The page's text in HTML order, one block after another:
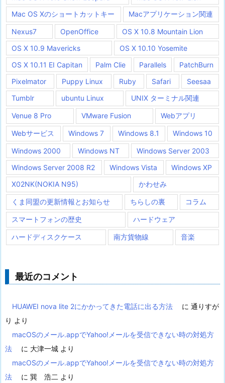
Mac OS Xのショートカットキー
Macアプリケーション関連
Nexus7 OpenOffice
OS X 10.8 Mountain Lion
OS X 10.9 Mavericks
OS X 10.10 Yosemite
OS X 10.11 EI Capitan
Palm Clie Parallels
PatchBurn
Pixelmator
Puppy Linux Ruby Safari
Seesaa
Tumblr
ubuntu Linux UNIX ターミナル関連
Venue 8 Pro VMware Fusion Webアプリ
Webサービス Windows 7 Windows 8.1 Windows 10
Windows 2000 Windows NT
Windows Server 2003
Windows Server 2008 R2
Windows Vista
Windows XP
X02NK(NOKIA N95)
かわせみ
くま同盟の更新情報とお知らせ ちらしの裏 コラム
スマートフォンの歴史 ハードウェア
ハードディスクケース 南方貨物線 音楽
最近のコメント
HUAWEI nova lite 2にかかってきた電話に出る方法 に 通りすが
り より
macOSのメール.appでYahoo!メールを受信できない時の対処方
法
に 大津一城 より
macOSのメール.appでYahoo!メールを受信できない時の対処方
法
に 巽 浩二 より